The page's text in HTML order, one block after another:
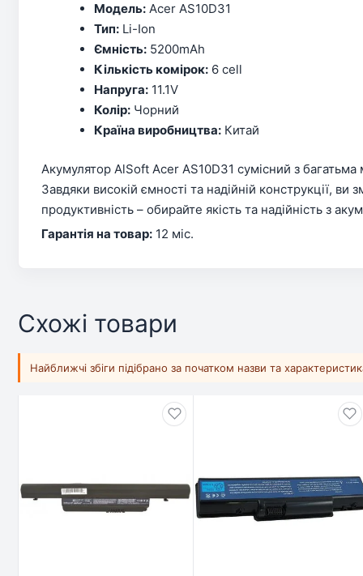
Модель: Acer AS10D31
Тип: Li-Ion
Ємність: 5200mAh
Кількість комірок: 6 cell
Напруга: 11.1V
Колір: Чорний
Країна виробництва: Китай
Акумулятор AlSoft Acer AS10D31 сумісний з
Завдяки високій ємності та надійній конструкції,
продуктивність – обирайте якість та надійність з
Гарантія на товар: 12 міс.
Схожі товари
Найближчі збіги підібрано за початком назви та